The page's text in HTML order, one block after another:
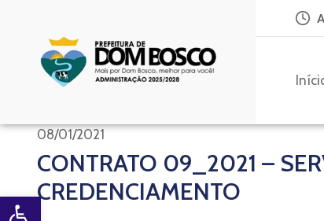
Open toolbar
08/01/2021
CONTRATO 09_2021 –
CREDENCIAMENTO